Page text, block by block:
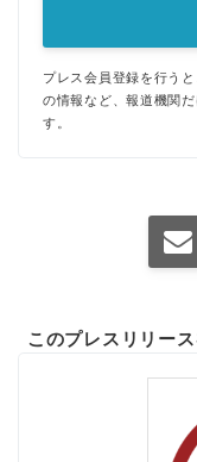
プレス会員登録を行う
の情報など、報道機関
す。
このプレスリリー